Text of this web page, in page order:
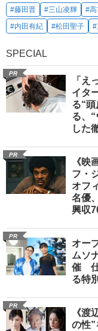
#藤田晋 #三山凌輝 #
#内田有紀
#松田聖子 #
SPECIAL
PR
「え
イタ
る“
る、
した
PR
《映
フ・
オフ
名優
興収
PR
オー
ムソ
催 仕
る特
PR
《渡
の性